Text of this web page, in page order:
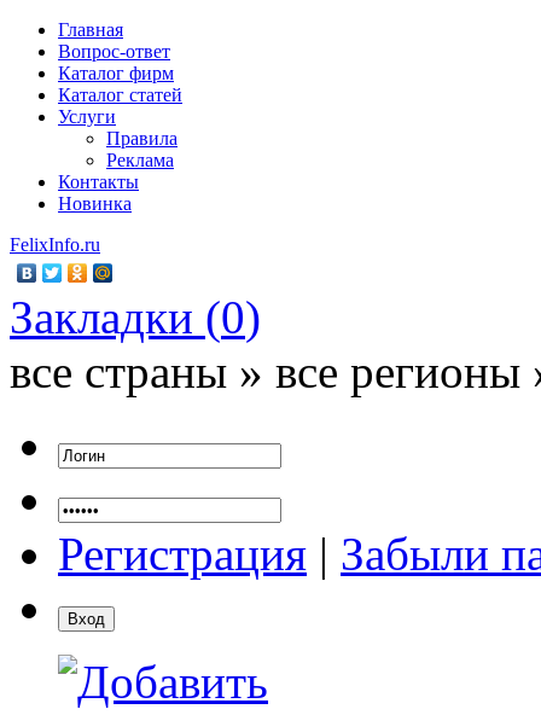
Главная
Вопрос-ответ
Каталог фирм
Каталог статей
Услуги
Правила
Реклама
Контакты
Новинка
FelixInfo.ru
Закладки (0)
все страны » все регионы
Регистрация | Забыли